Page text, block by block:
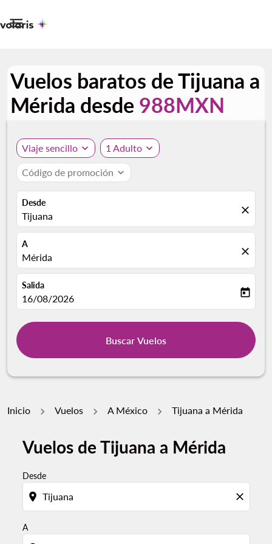

Vuelos baratos de Tijuana a
Mérida desde 988MXN
Viaje sencillo expand_more 1 Adulto expand_more
Código de promoción expand_more
Desde
Tijuana close
A
Mérida close
Salida
fc-booking-departure-date-aria-label
16/08/2026 today
Buscar Vuelos
Inicio Vuelos A México Tijuana a Mérida
Vuelos de Tijuana a Mérida
Desde
location_on close
A